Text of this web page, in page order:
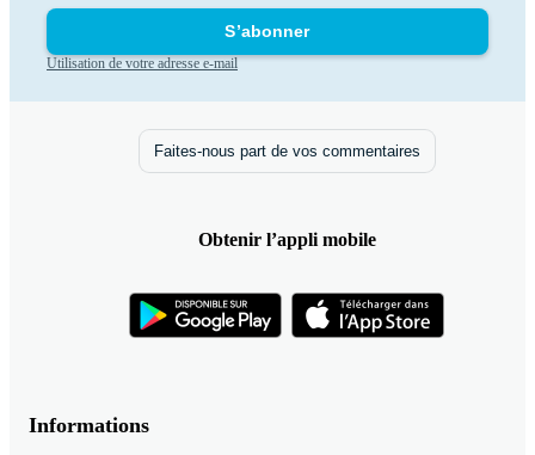
S’abonner
Utilisation de votre adresse e-mail
Informations
Faites-nous part de vos commentaires
Obtenir l’appli mobile